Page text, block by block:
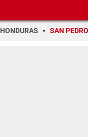
HONDURAS SAN PEDRO